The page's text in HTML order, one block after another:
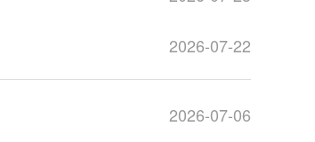
2026-07-22
2026-07-06